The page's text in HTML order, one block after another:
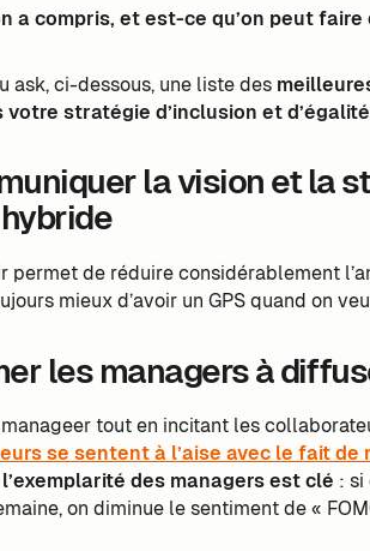
a compris, et est-ce qu’on peut
ask, ci-dessous, une liste des
votre stratégie d’inclusion et
la vision et la
permet de réduire considérablement
mieux d’avoir un GPS quand on
les managers à
tout en incitant les
se sentent à l’aise avec le fait
des managers est clé : si
on diminue le sentiment de «